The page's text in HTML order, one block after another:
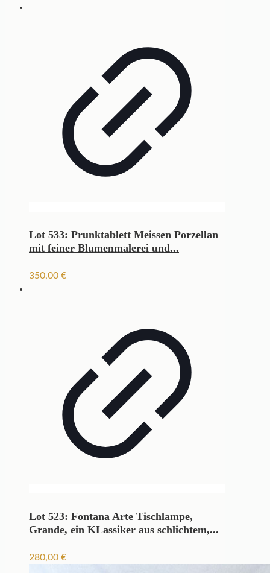
Lot 533: Prunktablett Meissen Porzellan
mit feiner Blumenmalerei und...
350,00 €
Lot 523: Fontana Arte Tischlampe,
Grande, ein KLassiker aus schlichtem,...
280,00 €